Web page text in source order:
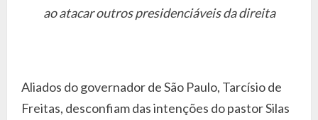
ao atacar outros presidenciáveis da direita
Aliados do governador de São Paulo, Tarcísio de
Freitas, desconfiam das intenções do pastor Silas